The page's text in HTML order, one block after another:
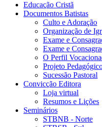
Educação Cristã
Documentos Batistas
Culto e Adoração
Organização de
Exame e
Exame e
O Perfil
Projeto
Sucessão Pastoral
Convicção Editora
Loja virtual
Resumos e Lições
Seminários
STBNB - Norte